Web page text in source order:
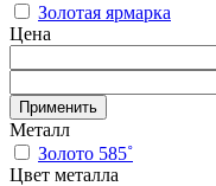
Золотая ярмарка
Цена
Применить
Металл
Золото 585˚
Цвет металла